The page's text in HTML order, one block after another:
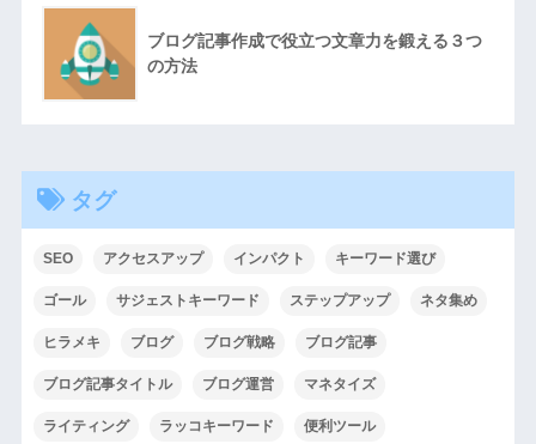
ブログ記事作成で役立つ文章力を鍛える３つ
の方法
タグ
SEO アクセスアップ インパクト キーワード選び
ゴール サジェストキーワード ステップアップ ネタ集め
ヒラメキ ブログ ブログ戦略 ブログ記事
ブログ記事タイトル ブログ運営 マネタイズ
ライティング ラッコキーワード 便利ツール